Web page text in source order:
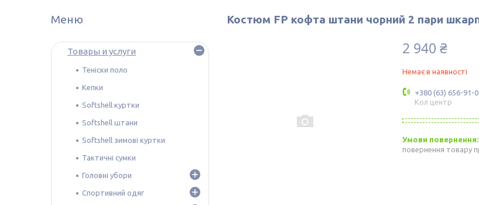
Костюм FP кофта штани чорний 2 пари
2 940 ₴
Немає в наявності
+380 (63) 656-91-
Кол центр
повернення товару
Товары и услуги
Теніски поло
Кепки
Softshell куртки
Softshell штани
Softshell зимові куртки
Тактичні сумки
Головні убори
Спортивний одяг